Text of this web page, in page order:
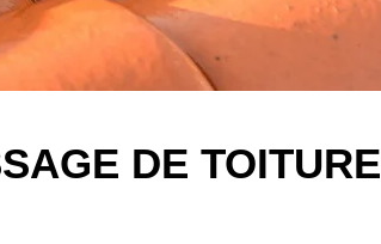
DE TOITURE